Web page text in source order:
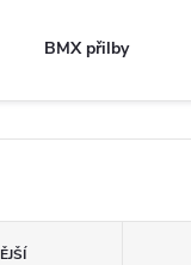
BMX přilby